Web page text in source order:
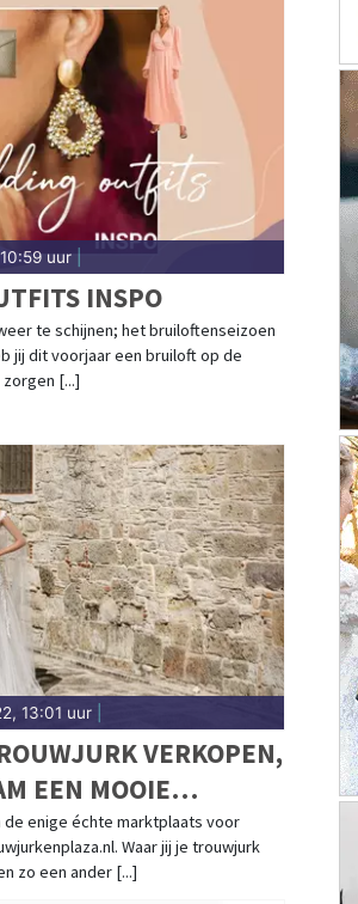
uur|
INSPO
te schijnen; het bruiloftenseizoen
jij dit voorjaar een bruiloft op de
zorgen [...]
13:01 uur|
VERKOPEN,
EEN MOOIE
KOPEN?
de enige échte marktplaats voor
Waar jij je trouwjurk
zo een ander [...]